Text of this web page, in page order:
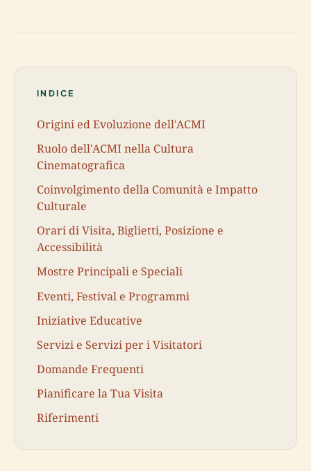
INDICE
Origini ed Evoluzione dell'ACMI
Ruolo dell'ACMI nella Cultura
Cinematografica
Coinvolgimento della Comunità e Impatto
Culturale
Orari di Visita, Biglietti, Posizione e
Accessibilità
Mostre Principali e Speciali
Eventi, Festival e Programmi
Iniziative Educative
Servizi e Servizi per i Visitatori
Domande Frequenti
Pianificare la Tua Visita
Riferimenti